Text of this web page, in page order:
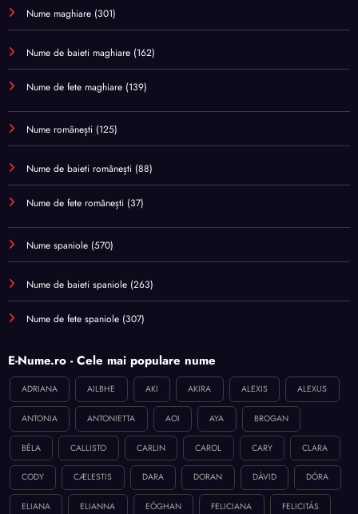
Nume maghiare (301)
Nume de baieti maghiare (162)
Nume de fete maghiare (139)
Nume românești (125)
Nume de baieti românești (88)
Nume de fete românești (37)
Nume spaniole (570)
Nume de baieti spaniole (263)
Nume de fete spaniole (307)
E-Nume.ro - Cele mai populare nume
ADRIANA AILBHE AKI AKIRA ALEXIS ALEXUS
ANTONIA ANTONIETTA AOI AYA BROGAN
BÉLA CALLISTO CARLIN CAROL CARY CLARA
CODY CÆLESTIS DARA DORAN DÁVID DÓRA
ELIANA ELIANNA EÓGHAN FELICIANA FELICITÁS